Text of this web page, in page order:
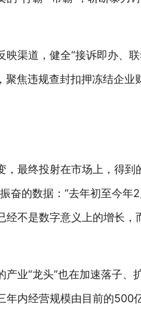
渠道，健全“接诉即办、
焦违规查封扣押冻结企业
，最终投射在市场上，得
奋的数据：“去年初至今年
不是数字意义上的增长，
业“龙头”也在加速落子、
内经营规模由目前的500